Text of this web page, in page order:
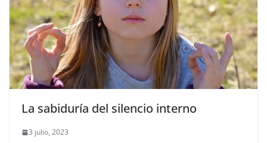
La sabiduría del silencio interno
3 julio, 2023